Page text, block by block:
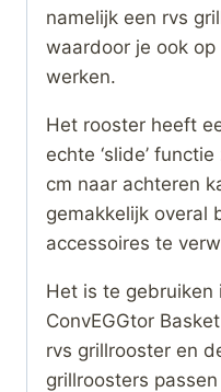
namelijk een rvs
waardoor je ook
werken.
Het rooster heeft
echte ‘slide’
cm naar achteren
gemakkelijk overal
accessoires te
Het is te
ConvEGGtor
rvs grillrooster en
grillroosters